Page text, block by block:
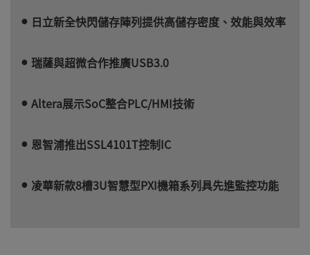
日立新全快閃儲存陣列提供高儲存密度、效能與效率
瑞薩與超微合作推廣USB3.0
Altera展示SoC整合PLC/HMI技術
恩智浦推出SSL4101T控制IC
凌華新款8槽3U智慧型PXI機箱系列具先進監控功能